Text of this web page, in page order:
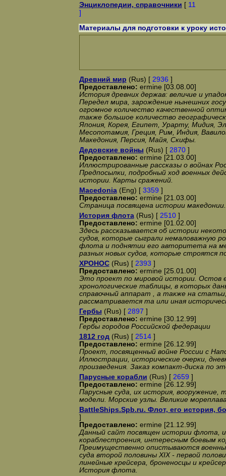
Энциклопедии, справочники [ 11
]
Материалы для подготовки к уроку
Древний мир (Rus) [ 2936 ]
Предоставлено: ermine [03.08.00]
История древних держав: величие и
Передел мира, зарождение нынешних
огромное количество качественной
также большое количество
Япония, Корея, Египет, Урарту, Мидия,
Месопотамия, Греция, Рим, Индия,
Македония, Персия, Майя, Скифы.
Дедовские войны (Rus) [ 2870]
Предоставлено: ermine [21.03.00]
Иллюстрированные рассказы о войнах
Предпосылки, подробный ход военных
истории. Карты сражений.
Macedonia(Eng) [ 3359 ]
Предоставлено: ermine [21.03.00]
Страница посвящена истории македонии.
История флота(Rus) [ 2510]
Предоставлено: ermine [01.02.00]
Здесь рассказывается об истории
судов, которые сыграли немаловажную
флота и поднятии его авторитета на
разных новых судов, которые строятся
XPOHOC(Rus) [ 2393 ]
Предоставлено: ermine [25.01.00]
Это проект по мировой истории. Остов
хронологические таблицы, в которых
справочный аппарат , а также на
рассматривается та или иная
Гербы (Rus) [ 2897 ]
Предоставлено: ermine [30.12.99]
Гербы городов Российской федерации
1812 год(Rus) [ 2514]
Предоставлено: ermine [26.12.99]
Проект, посвященный войне России с
Иллюстрации, исторические очерки,
произведения. Заказ компакт-диска по
Парусные корабли (Rus) [ 2659 ]
Предоставлено: ermine [26.12.99]
Парусные суда, их история, вооружение,
модели. Морские узлы. Великие
BattleShips.Spb.ru. Флот, его история,
]
Предоставлено: ermine [21.12.99]
Данный сайт посвящен истории флота,
кораблестроения, интересным боевым
Преимущественно опистываются
суда второй половины XIX - первой
линейные крейсера, броненосцы и
История флота.